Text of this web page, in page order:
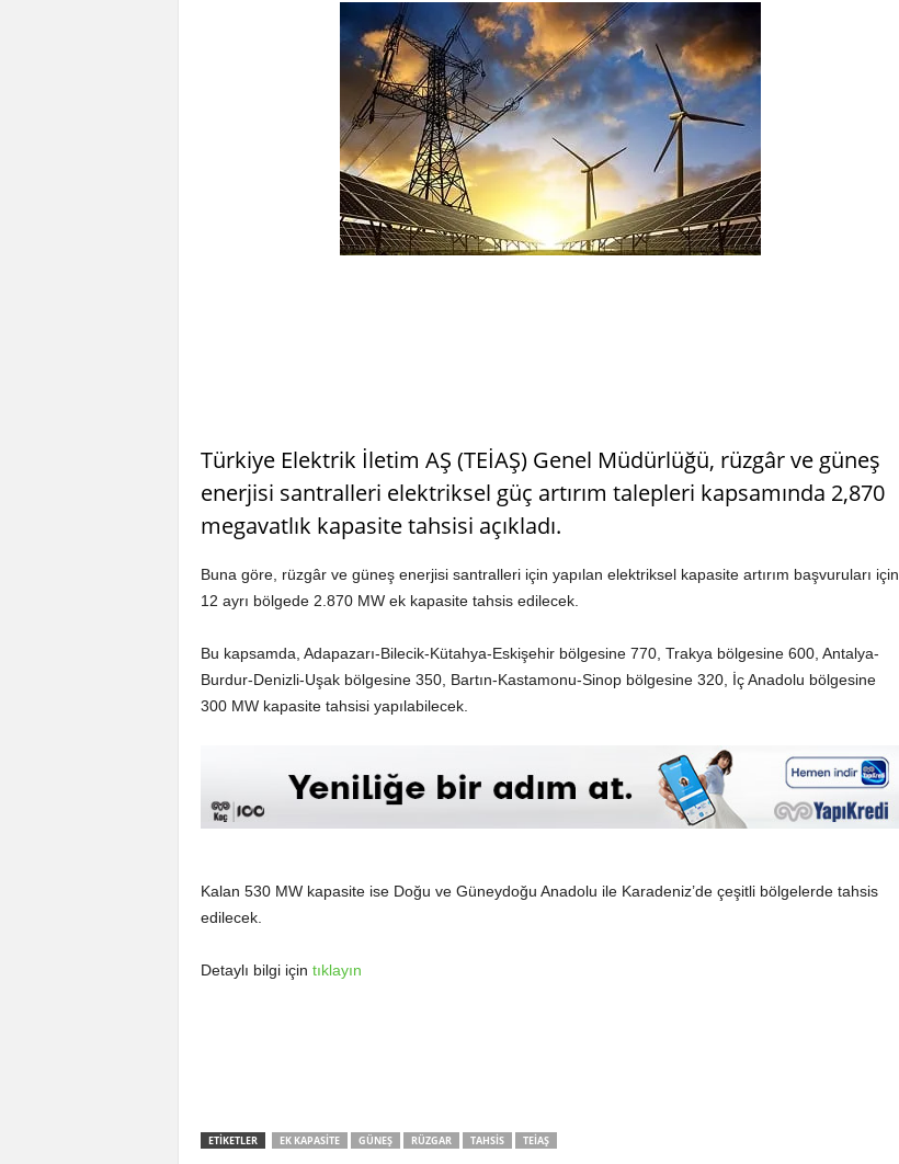
Türkiye Elektrik İletim AŞ (TEİAŞ) Genel Müdürlüğü, rüzgâr ve güneş
enerjisi santralleri elektriksel güç artırım talepleri kapsamında 2,870
megavatlık kapasite tahsisi açıkladı.
Buna göre, rüzgâr ve güneş enerjisi santralleri için yapılan elektriksel kapasite artırım başvuruları için
12 ayrı bölgede 2.870 MW ek kapasite tahsis edilecek.
Bu kapsamda, Adapazarı-Bilecik-Kütahya-Eskişehir bölgesine 770, Trakya bölgesine 600, Antalya-
Burdur-Denizli-Uşak bölgesine 350, Bartın-Kastamonu-Sinop bölgesine 320, İç Anadolu bölgesine
300 MW kapasite tahsisi yapılabilecek.
Kalan 530 MW kapasite ise Doğu ve Güneydoğu Anadolu ile Karadeniz’de çeşitli bölgelerde tahsis
edilecek.
Detaylı bilgi için tıklayın
ETIKETLER EK KAPASITE GÜNEŞ RÜZGAR TAHSIS TEİAŞ